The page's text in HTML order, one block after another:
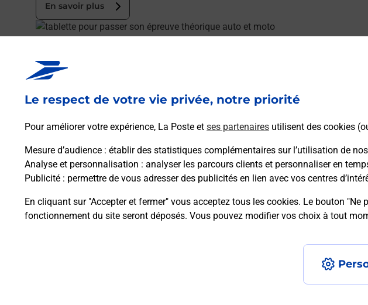
Le respect de votre vie privée, notre priorité
Pour améliorer votre expérience, La Poste et ses partenaires utilisent des cookies
Mesure d’audience : établir des statistiques complémentaires sur l’utilisation de
Analyse et personnalisation : analyser les parcours clients et personnaliser en
Publicité : permettre de vous adresser des publicités en lien avec vos centres
En cliquant sur "Accepter et fermer" vous acceptez tous les cookies. Le bouton
fonctionnement du site seront déposés. Vous pouvez modifier vos choix à tout
En savoir plus
En savoir plus
Vous cherchez à passer votre code de la route auto ou moto au Bureau La
En savoir plus Je réserve
En savoir plus
Permis Bateau
Vous cherchez à passer votre permis bateau à Malestroit (56140) ? Découvrez
Données